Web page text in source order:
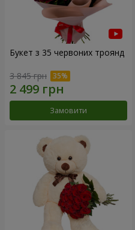
Букет з 35 червоних троянд
3 845 грн
Замовити